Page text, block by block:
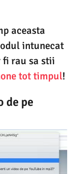
aceasta
intunecat
fi rau sa stii
tot timpul!
de pe